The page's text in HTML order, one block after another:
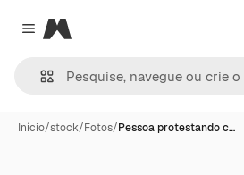
Close menu
Magnific
Início/stock/Fotos/Pessoa protestando c…